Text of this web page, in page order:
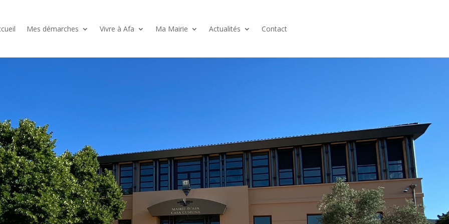
Mes démarches Vivre à Afa Ma Mairie Actualités Contact